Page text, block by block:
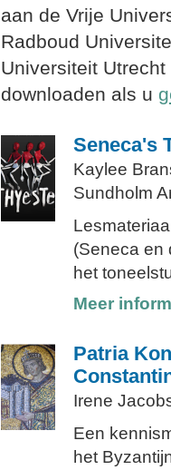
aan de Vrije
Radboud
Universiteit
downloaden als u
Seneca's
Kaylee
Sundholm
(Seneca en
het
Meer
Patria
Irene
Een
het